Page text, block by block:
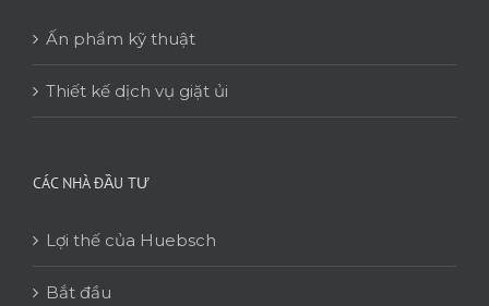
Ấn phẩm kỹ thuật
Thiết kế dịch vụ giặt ủi
CÁC NHÀ ĐẦU TƯ
Lợi thế của Huebsch
Bắt đầu